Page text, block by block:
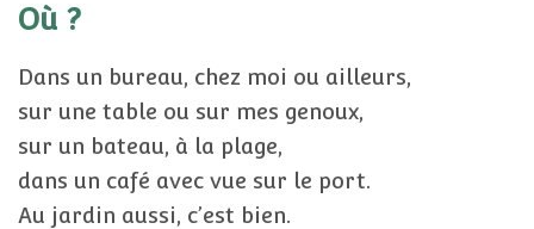
Où ?
Dans un bureau, chez moi ou ailleurs,
sur une table ou sur mes genoux,
sur un bateau, à la plage,
dans un café avec vue sur le port.
Au jardin aussi, c’est bien.